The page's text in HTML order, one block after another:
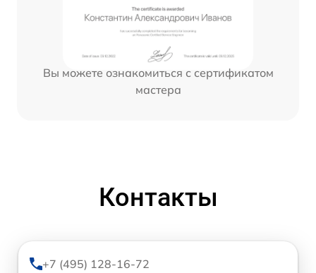
Вы можете ознакомиться с сертификатом
мастера
Контакты
+7 (495) 128-16-72